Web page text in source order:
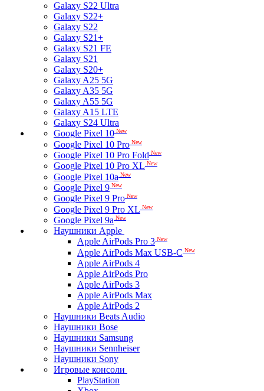
Galaxy S22 Ultra
Galaxy S22+
Galaxy S22
Galaxy S21+
Galaxy S21 FE
Galaxy S21
Galaxy S20+
Galaxy A25 5G
Galaxy A35 5G
Galaxy A55 5G
Galaxy A15 LTE
Galaxy S24 Ultra
Google Pixel 10 New
Google Pixel 10 Pro New
Google Pixel 10 Pro Fold New
Google Pixel 10 Pro XL New
Google Pixel 10a New
Google Pixel 9 New
Google Pixel 9 Pro New
Google Pixel 9 Pro XL New
Google Pixel 9a New
Наушники Apple
Apple AirPods Pro 3 New
Apple AirPods Max USB-C New
Apple AirPods 4
Apple AirPods Pro
Apple AirPods 3
Apple AirPods Max
Apple AirPods 2
Наушники Beats Audio
Наушники Bose
Наушники Samsung
Наушники Sennheiser
Наушники Sony
Игровые консоли
PlayStation